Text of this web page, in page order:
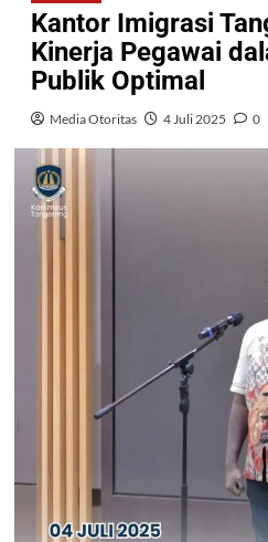
Kantor Imigrasi
Kinerja Pegawai
Publik Optimal
Media Otoritas 4 Juli 2025 0